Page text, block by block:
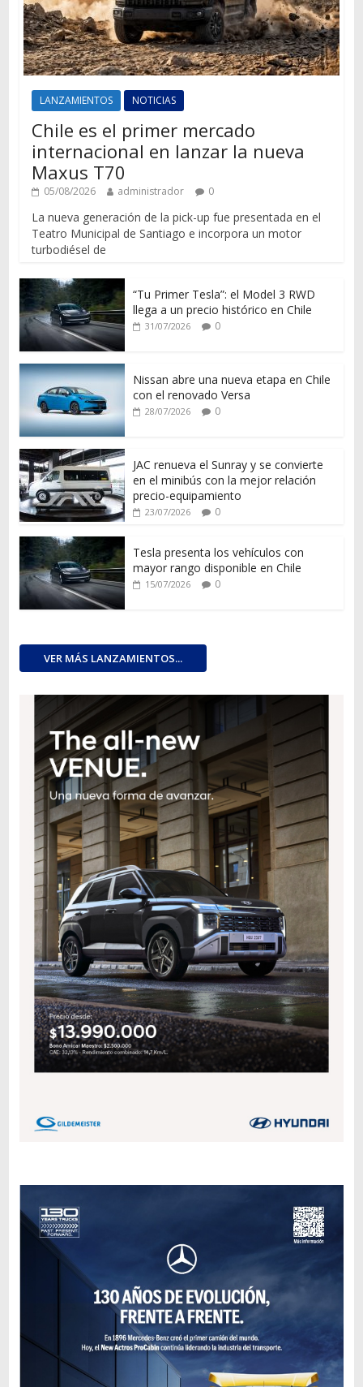
LANZAMIENTOS NOTICIAS
Chile es el primer mercado
internacional en lanzar la nueva
Maxus T70
05/08/2026 administrador 0
La nueva generación de la pick-up fue presentada en el
Teatro Municipal de Santiago e incorpora un motor
turbodiésel de
“Tu Primer Tesla”: el Model 3 RWD
llega a un precio histórico en Chile
31/07/2026 0
Nissan abre una nueva etapa en Chile
con el renovado Versa
28/07/2026 0
JAC renueva el Sunray y se convierte
en el minibús con la mejor relación
precio-equipamiento
23/07/2026 0
Tesla presenta los vehículos con
mayor rango disponible en Chile
15/07/2026 0
VER MÁS LANZAMIENTOS...